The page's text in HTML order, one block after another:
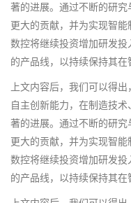
著的进展。通过不断的研
更大的贡献，并为实现智
数控将继续投资增加研发
的产品线，以持续保持其在
上文内容后，我们可以得
自主创新能力，在制造技
著的进展。通过不断的研
更大的贡献，并为实现智
数控将继续投资增加研发
的产品线，以持续保持其在